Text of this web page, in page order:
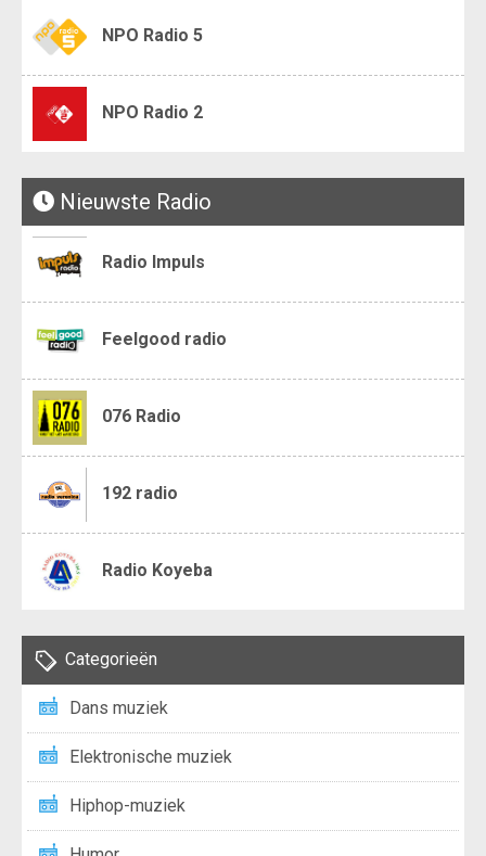
NPO Radio 5
NPO Radio 2
Nieuwste Radio
Radio Impuls
Feelgood radio
076 Radio
192 radio
Radio Koyeba
Categorieën
Dans muziek
Elektronische muziek
Hiphop-muziek